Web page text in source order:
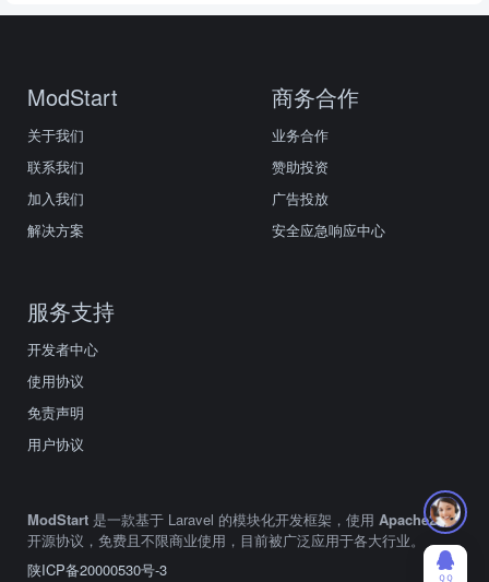
ModStart
关于我们
联系我们
加入我们
解决方案
商务合作
业务合作
赞助投资
广告投放
安全应急响应中心
服务支持
开发者中心
使用协议
免责声明
用户协议
ModStart 是一款基于 Laravel 的模块化开发框架，使用 Apache2.0
开源协议，免费且不限商业使用，目前被广泛应用于各大行业。
陕ICP备20000530号-3
ＱＱ